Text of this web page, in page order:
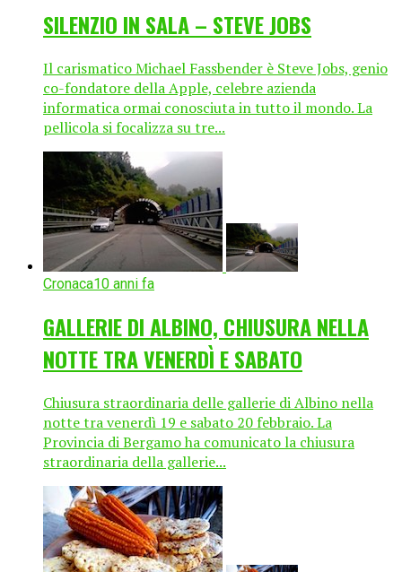
SILENZIO IN SALA – STEVE JOBS
Il carismatico Michael Fassbender è Steve Jobs, genio
co-fondatore della Apple, celebre azienda
informatica ormai conosciuta in tutto il mondo. La
pellicola si focalizza su tre...
Cronaca10 anni fa
GALLERIE DI ALBINO, CHIUSURA NELLA
NOTTE TRA VENERDÌ E SABATO
Chiusura straordinaria delle gallerie di Albino nella
notte tra venerdì 19 e sabato 20 febbraio. La
Provincia di Bergamo ha comunicato la chiusura
straordinaria della gallerie...